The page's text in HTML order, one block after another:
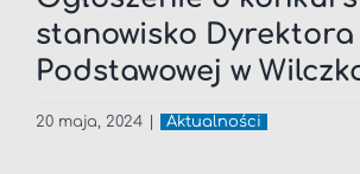
stanowisko Dyrektora
Podstawowej w
20 maja, 2024 Aktualności